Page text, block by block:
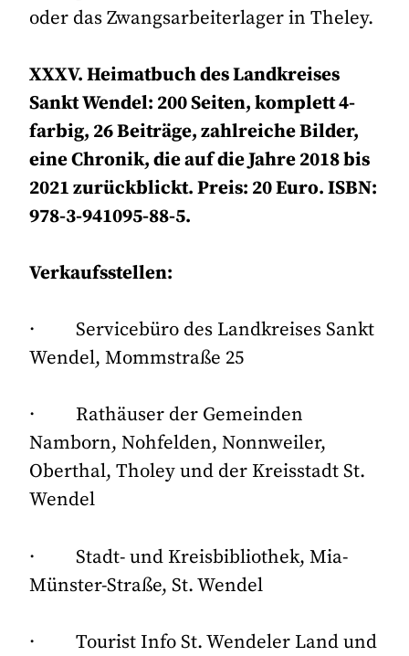
oder das Zwangsarbeiterlager in Theley.
XXXV. Heimatbuch des Landkreises
Sankt Wendel: 200 Seiten, komplett 4-
farbig, 26 Beiträge, zahlreiche Bilder,
eine Chronik, die auf die Jahre 2018 bis
2021 zurückblickt. Preis: 20 Euro. ISBN:
978-3-941095-88-5.
Verkaufsstellen:
· Servicebüro des Landkreises Sankt
Wendel, Mommstraße 25
· Rathäuser der Gemeinden
Namborn, Nohfelden, Nonnweiler,
Oberthal, Tholey und der Kreisstadt St.
Wendel
· Stadt- und Kreisbibliothek, Mia-
Münster-Straße, St. Wendel
· Tourist Info St. Wendeler Land und